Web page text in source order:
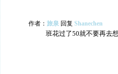
作者： 旅泉 回复 Shanechen
班花过了50就不要再去